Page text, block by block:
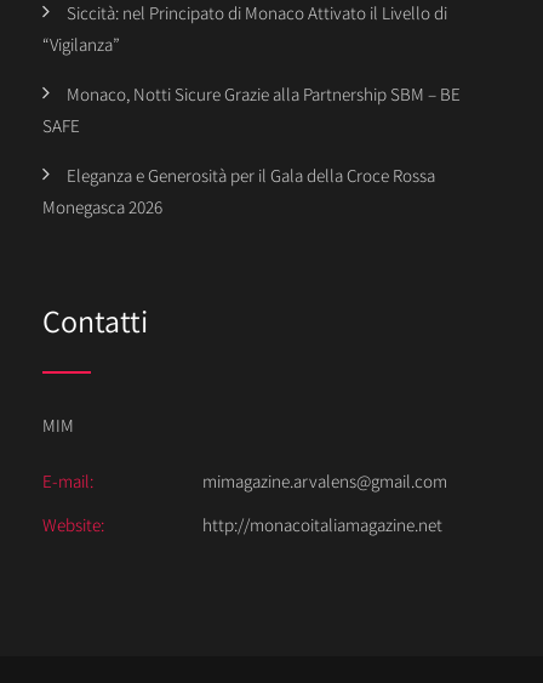
Siccità: nel Principato di Monaco Attivato il Livello di
“Vigilanza”
Monaco, Notti Sicure Grazie alla Partnership SBM – BE
SAFE
Eleganza e Generosità per il Gala della Croce Rossa
Monegasca 2026
Contatti
MIM
E-mail:
mimagazine.arvalens@gmail.com
Website:
http://monacoitaliamagazine.net